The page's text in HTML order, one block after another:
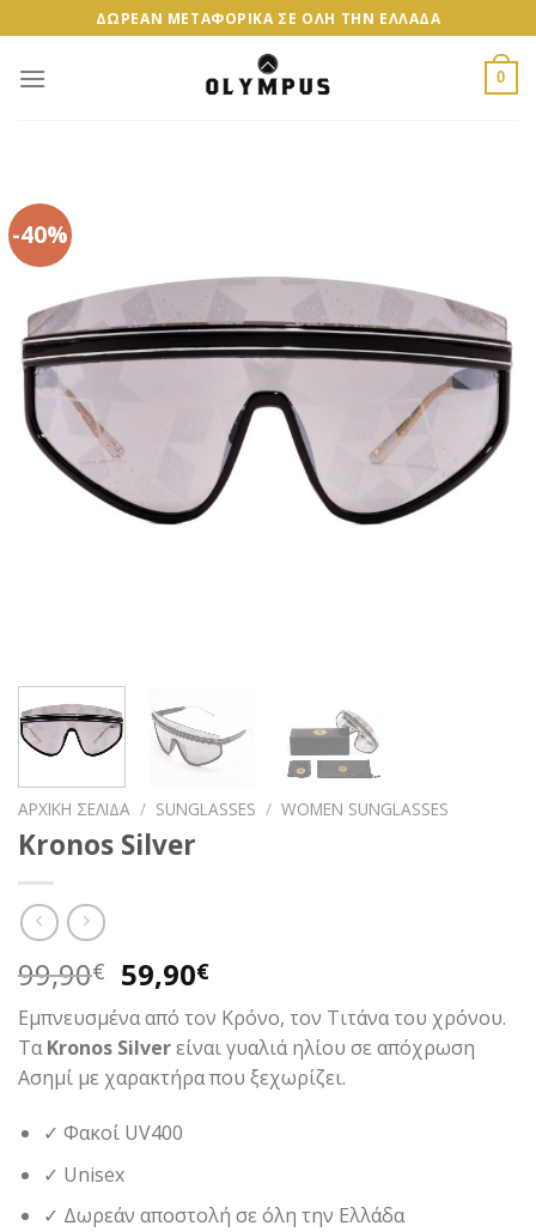
to
content
ΔΩΡΕΑΝ ΜΕΤΑΦΟΡΙΚΑ ΣΕ ΟΛΗ ΤΗΝ ΕΛΛΑΔΑ
0
-40%
ΑΡΧΙΚΉ ΣΕΛΊΔΑ / SUNGLASSES / WOMEN SUNGLASSES
Kronos Silver
99,90€ Original
price
was:
99,90€.
59,90€Η
τρέχουσα
τιμή
είναι:
59,90€.
Εμπνευσμένα από τον Κρόνο, τον Τιτάνα του χρόνου.
ΤαKronos Silverείναι γυαλιά ηλίου σε απόχρωση
Ασημί με χαρακτήρα που ξεχωρίζει.
✓ Φακοί UV400
✓ Unisex
✓ Δωρεάν αποστολή σε όλη την Ελλάδα